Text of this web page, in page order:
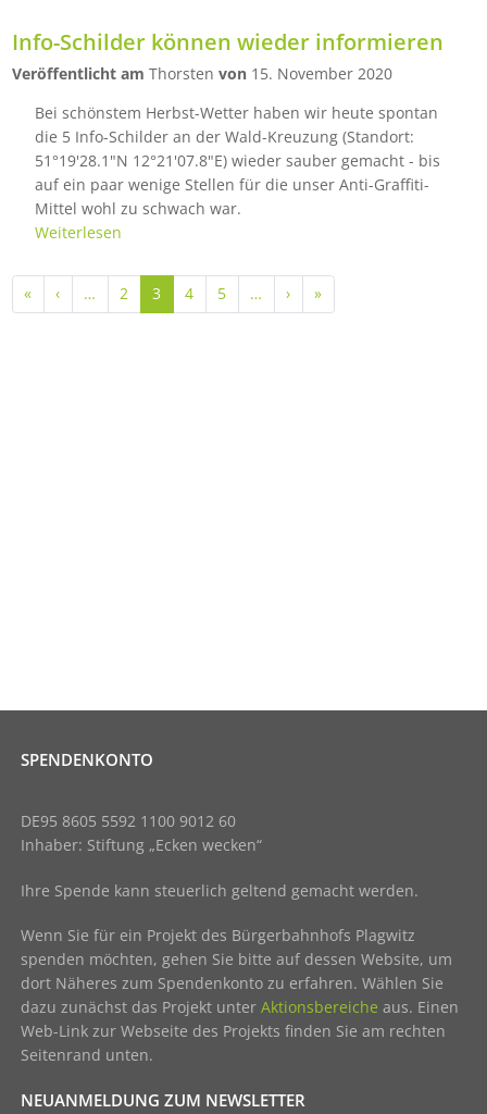
Info-Schilder können wieder informieren
Veröffentlicht am Thorsten von 15. November 2020
Bei schönstem Herbst-Wetter haben wir heute spontan
die 5 Info-Schilder an der Wald-Kreuzung (Standort:
51°19'28.1"N 12°21'07.8"E) wieder sauber gemacht - bis
auf ein paar wenige Stellen für die unser Anti-Graffiti-
Mittel wohl zu schwach war.
Weiterlesen
Seitennummerierung
«Erste Seite
‹Vorherige Seite
… 2 3 4 5 … ›Nächste Seite
»Letzte Seite
SPENDENKONTO
DE95 8605 5592 1100 9012 60
Inhaber: Stiftung „Ecken wecken“
Ihre Spende kann steuerlich geltend gemacht werden.
Wenn Sie für ein Projekt des Bürgerbahnhofs Plagwitz
spenden möchten, gehen Sie bitte auf dessen Website, um
dort Näheres zum Spendenkonto zu erfahren. Wählen Sie
dazu zunächst das Projekt unterAktionsbereiche aus. Einen
Web-Link zur Webseite des Projekts finden Sie am rechten
Seitenrand unten.
NEUANMELDUNG ZUM NEWSLETTER